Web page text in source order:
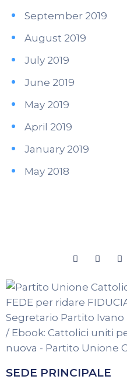
September 2019
August 2019
July 2019
June 2019
May 2019
April 2019
January 2019
May 2018
SEDE PRINCIPALE